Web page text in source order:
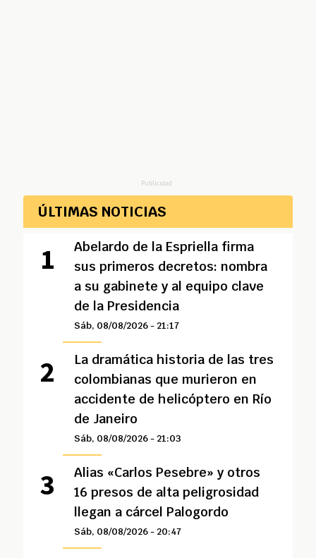
Publicidad
ÚLTIMAS NOTICIAS
Abelardo de la Espriella firma
sus primeros decretos: nombra
a su gabinete y al equipo clave
de la Presidencia
Sáb, 08/08/2026 - 21:17
La dramática historia de las tres
colombianas que murieron en
accidente de helicóptero en Río
de Janeiro
Sáb, 08/08/2026 - 21:03
Alias «Carlos Pesebre» y otros
16 presos de alta peligrosidad
llegan a cárcel Palogordo
Sáb, 08/08/2026 - 20:47